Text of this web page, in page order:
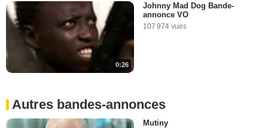
0:26
Johnny Mad Dog Bande-
annonce VO
107 974 vues
Autres bandes-annonces
Mutiny